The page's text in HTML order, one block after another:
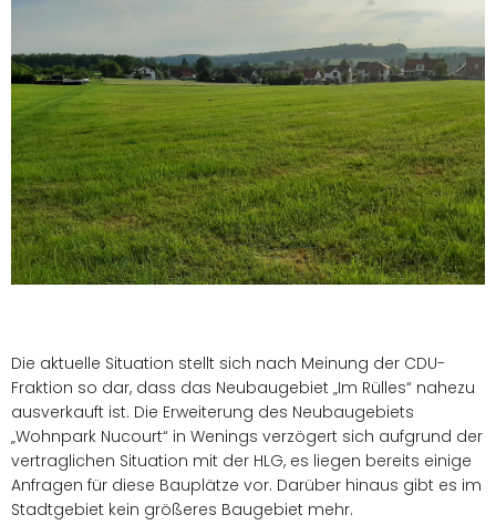
Die aktuelle Situation stellt sich nach Meinung der CDU-
Fraktion so dar, dass das Neubaugebiet „Im Rülles“ nahezu
ausverkauft ist. Die Erweiterung des Neubaugebiets
Wohnpark Nucourt“ in Wenings verzögert sich aufgrund der
vertraglichen Situation mit der HLG, es liegen bereits einige
Anfragen für diese Bauplätze vor. Darüber hinaus gibt es im
Stadtgebiet kein größeres Baugebiet mehr.